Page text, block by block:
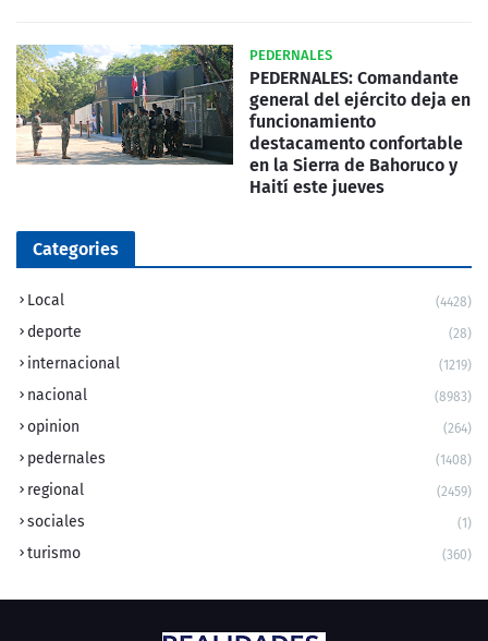
PEDERNALES
PEDERNALES: Comandante
general del ejército deja en
funcionamiento
destacamento confortable
en la Sierra de Bahoruco y
Haití este jueves
Categories
Local (4428)
deporte (28)
internacional (1219)
nacional (8983)
opinion (264)
pedernales (1408)
regional (2459)
sociales (1)
turismo (360)